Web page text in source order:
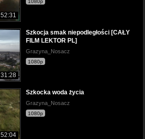
52:31
1080p
31:28
Szkocja smak niepodległości [CAŁY
FILM LEKTOR PL]
Grazyna_Nosacz
1080p
52:04
Szkocka woda życia
Grazyna_Nosacz
1080p